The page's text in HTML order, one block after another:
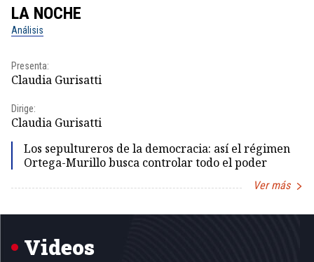
LA NOCHE
Análisis
Presenta:
Claudia Gurisatti
Dirige:
Claudia Gurisatti
Los sepultureros de la democracia: así el régimen
Ortega-Murillo busca controlar todo el poder
Ver más
1
Videos